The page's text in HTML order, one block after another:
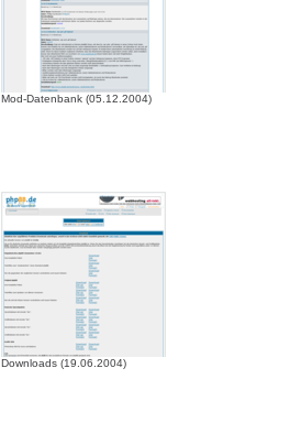
Mod-Datenbank (05.12.2004)
Downloads (19.06.2004)